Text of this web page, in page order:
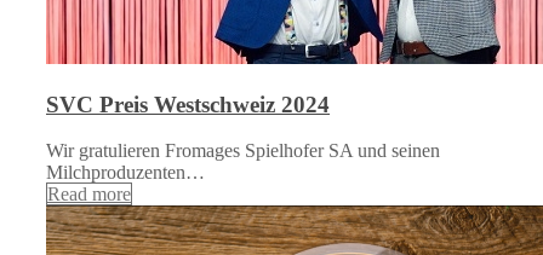
SVC Preis Westschweiz 2024
Wir gratulieren Fromages Spielhofer SA und seinen
Milchproduzenten…
Read more